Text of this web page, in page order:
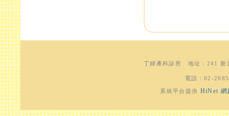
丁婦產科診所 地址： 241 新
電話： 02-
系統平台提供 HiNet 網